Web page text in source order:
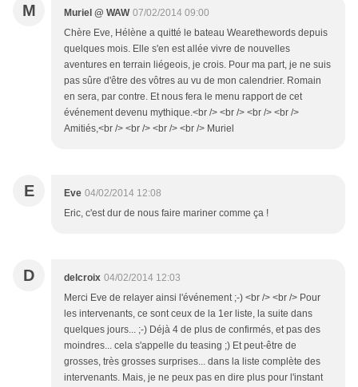
M Muriel @ WAW 07/02/2014 09:00
Chère Eve, Hélène a quitté le bateau Wearethewords depuis
quelques mois. Elle s'en est allée vivre de nouvelles
aventures en terrain liégeois, je crois. Pour ma part, je ne suis
pas sûre d'être des vôtres au vu de mon calendrier. Romain
en sera, par contre. Et nous fera le menu rapport de cet
événement devenu mythique.<br /> <br /> <br /> <br />
Amitiés,<br /> <br /> <br /> <br /> Muriel
E Eve 04/02/2014 12:08
Eric, c'est dur de nous faire mariner comme ça !
D delcroix 04/02/2014 12:03
Merci Eve de relayer ainsi l'événement ;-) <br /> <br /> Pour
les intervenants, ce sont ceux de la 1er liste, la suite dans
quelques jours... ;-) Déjà 4 de plus de confirmés, et pas des
moindres... cela s'appelle du teasing ;) Et peut-être de
grosses, très grosses surprises... dans la liste complète des
intervenants. Mais, je ne peux pas en dire plus pour l'instant